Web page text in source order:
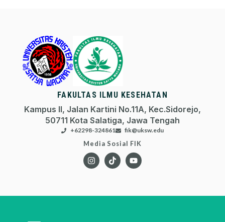
FAKULTAS ILMU KESEHATAN
Kampus II, Jalan Kartini No.11A, Kec.Sidorejo,
50711 Kota Salatiga, Jawa Tengah
+62298-324861 fik@uksw.edu
Media Sosial FIK